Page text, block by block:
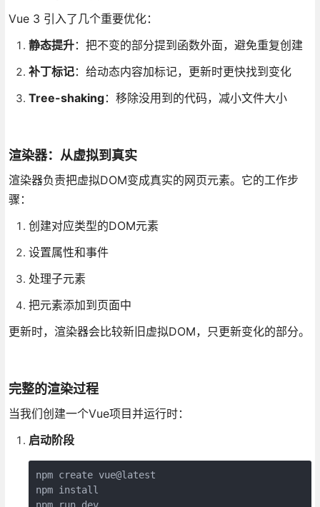
Vue 3 引入了几个重要优化：
静态提升：把不变的部分提到函数外面，避免重复创建
补丁标记：给动态内容加标记，更新时更快找到变化
Tree-shaking：移除没用到的代码，减小文件大小
渲染器：从虚拟到真实
渲染器负责把虚拟DOM变成真实的网页元素。它的工作步
骤：
创建对应类型的DOM元素
设置属性和事件
处理子元素
把元素添加到页面中
更新时，渲染器会比较新旧虚拟DOM，只更新变化的部分。
完整的渲染过程
当我们创建一个Vue项目并运行时：
启动阶段
npm create vue@latest
npm install
npm run dev